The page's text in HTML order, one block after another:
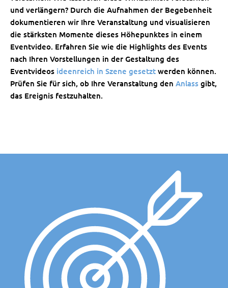
und verlängern? Durch die Aufnahmen der Begebenheit
dokumentieren wir Ihre Veranstaltung und visualisieren
die stärksten Momente dieses Höhepunktes in einem
Eventvideo. Erfahren Sie wie die Highlights des Events
nach Ihren Vorstellungen in der Gestaltung des
Eventvideos ideenreich in Szene gesetzt werden können.
Prüfen Sie für sich, ob Ihre Veranstaltung den Anlass gibt,
das Ereignis festzuhalten.